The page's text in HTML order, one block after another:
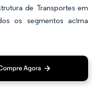
de Transportes em
os segmentos acima